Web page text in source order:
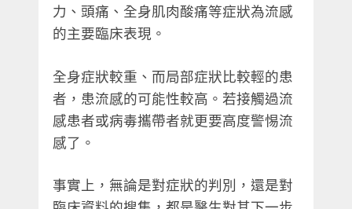
力、頭痛、全身肌肉酸痛等症狀為流感
的主要臨床表現。
全身症狀較重、而局部症狀比較輕的患
者，患流感的可能性較高。若接觸過流
感患者或病毒攜帶者就更要高度警惕流
感了。
事實上，無論是對症狀的判別，還是對